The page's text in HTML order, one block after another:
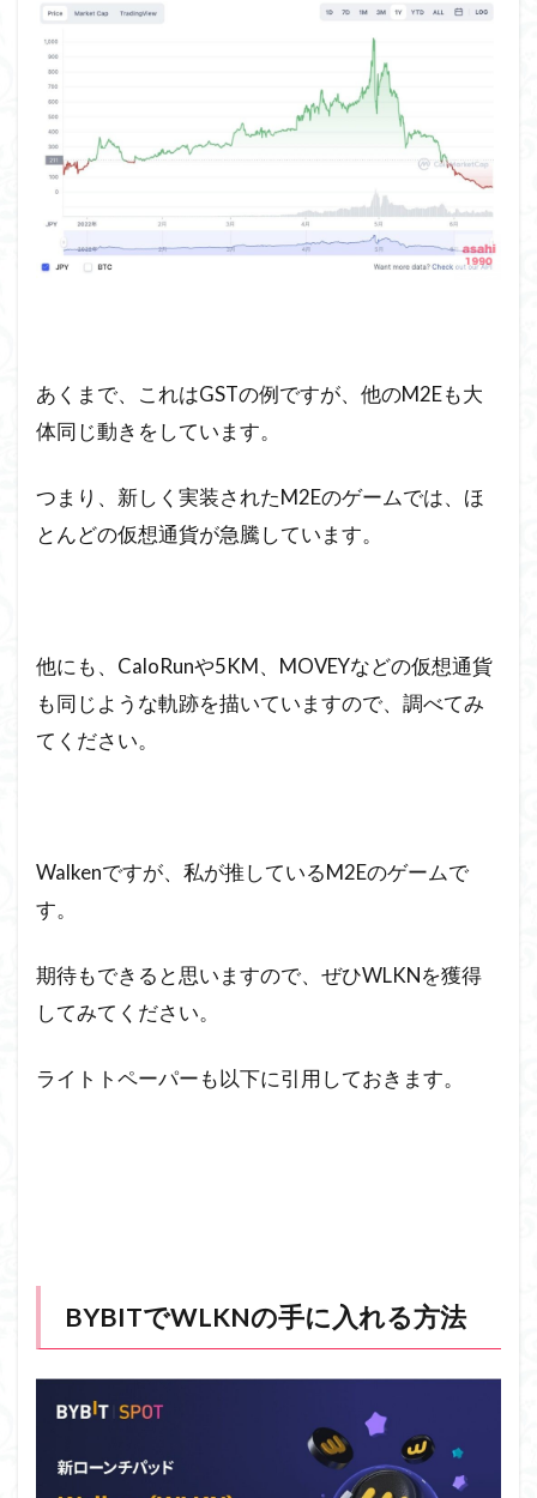
あくまで、これはGSTの例ですが、他のM2Eも大
体同じ動きをしています。
つまり、新しく実装されたM2Eのゲームでは、ほ
とんどの仮想通貨が急騰しています。
他にも、CaloRunや5KM、MOVEYなどの仮想通貨
も同じような軌跡を描いていますので、調べてみ
てください。
Walkenですが、私が推しているM2Eのゲームで
す。
期待もできると思いますので、ぜひWLKNを獲得
してみてください。
ライトトペーパーも以下に引用しておきます。
BYBITでWLKNの手に入れる方法